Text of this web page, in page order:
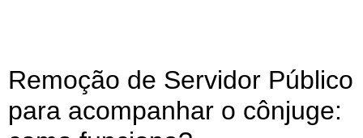
Remoção de Servidor Público
para acompanhar o cônjuge: